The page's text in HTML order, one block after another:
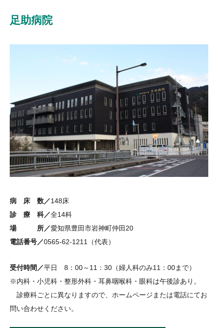
足助病院
病 床 数／148床
診 療 科／全14科
場 所／愛知県豊田市岩神町仲田20
電話番号／0565-62-1211（代表）
受付時間／平日 8：00～11：30（婦人科のみ11：00まで）
※内科・小児科・整形外科・耳鼻咽喉科・眼科は午後診あり。
診療科ごとに異なりますので、ホームページまたは電話にてお
問い合わせください。